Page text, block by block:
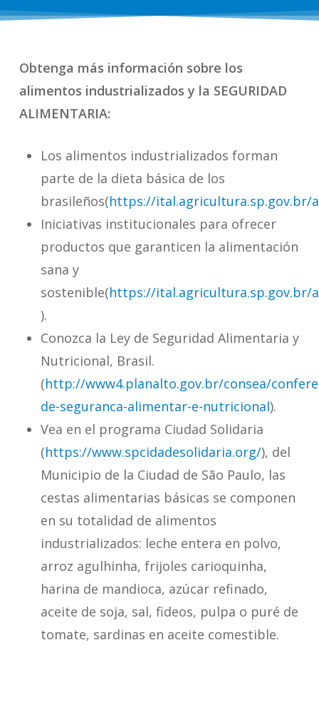
Obtenga más información sobre los
alimentos industrializados y la SEGURIDAD
ALIMENTARIA:
Los alimentos industrializados forman
parte de la dieta básica de los
brasileños(https://ital.agricultura.sp.gov.br/
Iniciativas institucionales para ofrecer
productos que garanticen la alimentación
sana y
sostenible(https://ital.agricultura.sp.gov.br/
).
Conozca la Ley de Seguridad Alimentaria y
Nutricional, Brasil.
(http://www4.planalto.gov.br/consea/
de-seguranca-alimentar-e-nutricional).
Vea en el programa Ciudad Solidaria
(https://www.spcidadesolidaria.org/), del
Municipio de la Ciudad de São Paulo, las
cestas alimentarias básicas se componen
en su totalidad de alimentos
industrializados: leche entera en polvo,
arroz agulhinha, frijoles carioquinha,
harina de mandioca, azúcar refinado,
aceite de soja, sal, fideos, pulpa o puré de
tomate, sardinas en aceite comestible.